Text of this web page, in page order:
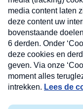
Nieuwsbrief
Neem hier een
nieuwsbrief. Elke